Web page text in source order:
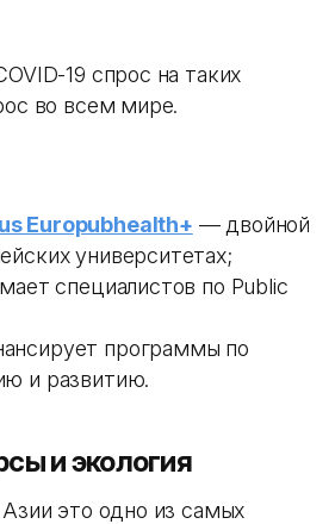
19 спрос на таких
во всем мире.
Europubhealth+ — двойной
университетах;
специалистов по Public
программы по
и развитию.
и экология
это одно из самых